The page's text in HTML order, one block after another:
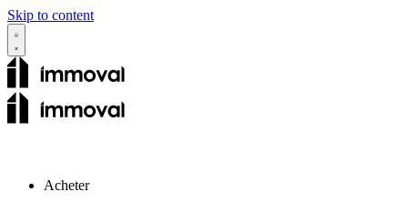
Skip to content
Acheter